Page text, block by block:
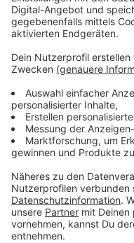
Anzeige
Weitere
Anzeige
Stadt Leverkusen
Haushaltsplanung
Warmer September in
Leverkusener
Anzeige